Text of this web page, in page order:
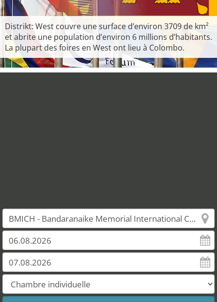
Distrikt: West couvre une surface d’environ 3709 de km²
et abrite une population d’environ 6 millions d’habitants.
La plupart des foires en West ont lieu à Colombo.